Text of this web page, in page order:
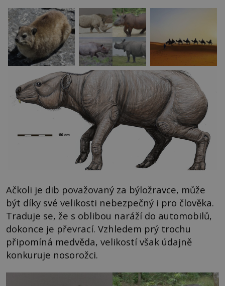
Ačkoli je dib považovaný za býložravce, může
být díky své velikosti nebezpečný i pro člověka.
Traduje se, že s oblibou naráží do automobilů,
dokonce je převrací. Vzhledem prý trochu
připomíná medvěda, velikostí však údajně
konkuruje nosorožci.